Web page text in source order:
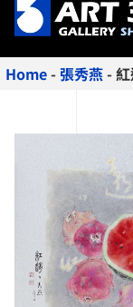
Home- 張秀燕-紅